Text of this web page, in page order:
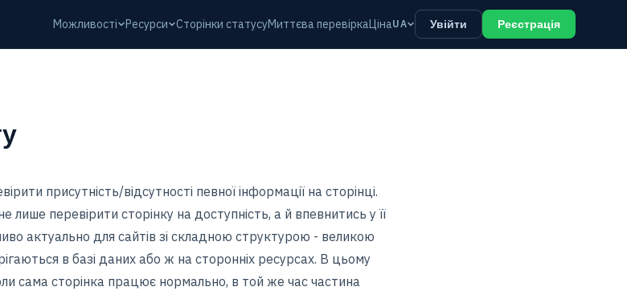
Можливості Ресурси Сторінки статусуМиттєва перевіркаЦіна UA Увійти Реєстрація
присутність/відсутності певної інформації на сторінці.
лише перевірити сторінку на доступність, а й впевнитись у її
актуально для сайтів зі складною структурою - великою
в базі даних або ж на сторонніх ресурсах. В цьому
сама сторінка працює нормально, в той же час частина